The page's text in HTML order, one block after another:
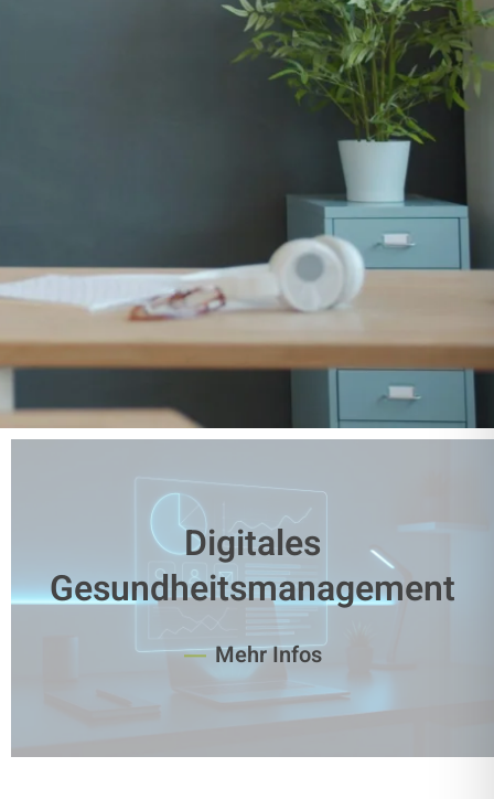
Digitales
Gesundheitsmanagement
Mehr Infos